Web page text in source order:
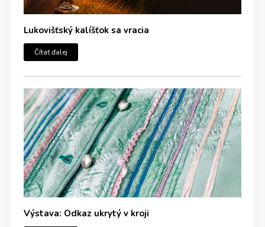
Lukovišťský kalíšťok sa vracia
Čítať ďalej
Výstava: Odkaz ukrytý v kroji